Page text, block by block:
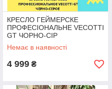
КРЕСЛО ГЕЙМЕРСКЕ
ПРОФЕСІОНАЛЬНЕ VECOTTI
GT ЧОРНО-СІР
Немає в наявності
4 999 ₴